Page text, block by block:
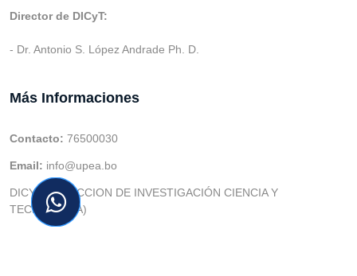
Director de DICyT:
- Dr. Antonio S. López Andrade Ph. D.
Más Informaciones
Contacto: 76500030
Email: info@upea.bo
DICYT (DIRECCION DE INVESTIGACIÓN CIENCIA Y
TECNOLOGIA)